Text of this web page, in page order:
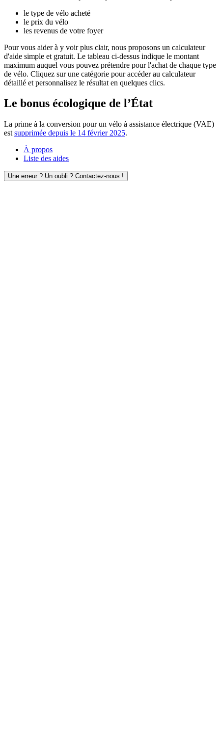
le type de vélo acheté
le prix du vélo
les revenus de votre foyer
Pour vous aider à y voir plus clair, nous proposons un calculateur
d'aide simple et gratuit. Le tableau ci-dessus indique le montant
maximum auquel vous pouvez prétendre pour l'achat de chaque type
de vélo. Cliquez sur une catégorie pour accéder au calculateur
détaillé et personnalisez le résultat en quelques clics.
Le bonus écologique de l’État
La prime à la conversion pour un vélo à assistance électrique (VAE)
est supprimée depuis le 14 février 2025.
À propos
Liste des aides
Une erreur ? Un oubli ? Contactez-nous !